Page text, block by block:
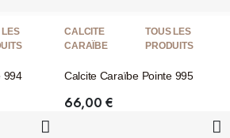
LES
994
CALCITE
CARAÏBE
TOUS LES
PRODUITS
Calcite Caraïbe Pointe 995
66,00€